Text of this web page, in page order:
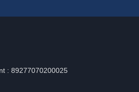
: 89277070200025